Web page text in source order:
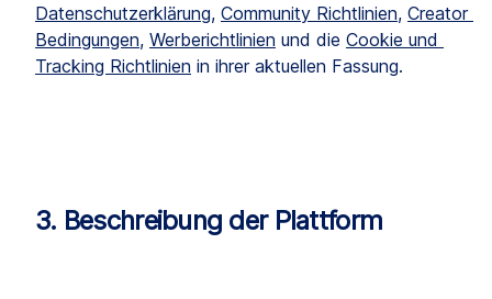
Datenschutzerklärung, Community Richtlinien, Creator
Bedingungen, Werberichtlinien und die Cookie und
Tracking Richtlinien in ihrer aktuellen Fassung.
3. Beschreibung der Plattform